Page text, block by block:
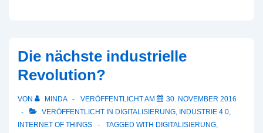
wollen
einen
kernigen
Sound“
Die nächste industrielle
Revolution?
VON MINDA VERÖFFENTLICHT AM
30. NOVEMBER 2016
VERÖFFENTLICHT IN DIGITALISIERUNG, INDUSTRIE 4.0,
INTERNET OF THINGS
TAGGED WITH DIGITALISIERUNG,